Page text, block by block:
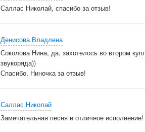
Саллас Николай, спасибо за отзыв!
Денисова Владлена
Соколова Нина, да, захотелось во втором
звукоряда))
Спасибо, Ниночка за отзыв!
Саллас Николай
Замечательная песня и отличное